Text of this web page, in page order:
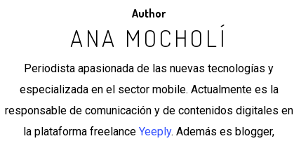
Author
ANA MOCHOLÍ
Periodista apasionada de las nuevas tecnologías y
especializada en el sector mobile. Actualmente es la
responsable de comunicación y de contenidos digitales en
la plataforma freelance Yeeply. Además es blogger,